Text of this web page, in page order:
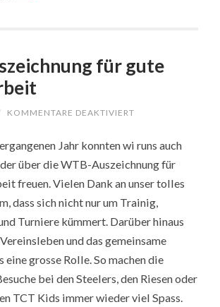
für gute
KOMMENTARE DEAKTIVIERT
FÜR
JUGENDARBEIT
Jahr konnten wi runs auch
über die WTB-Auszeichnung für
freuen. Vielen Dank an unser tolles
dass sich nicht nur um Trainig,
Turniere kümmert. Darüber hinaus
und das gemeinsame
eine grosse Rolle. So machen die
bei den Steelers, den Riesen oder
TCT Kids immer wieder viel Spass.